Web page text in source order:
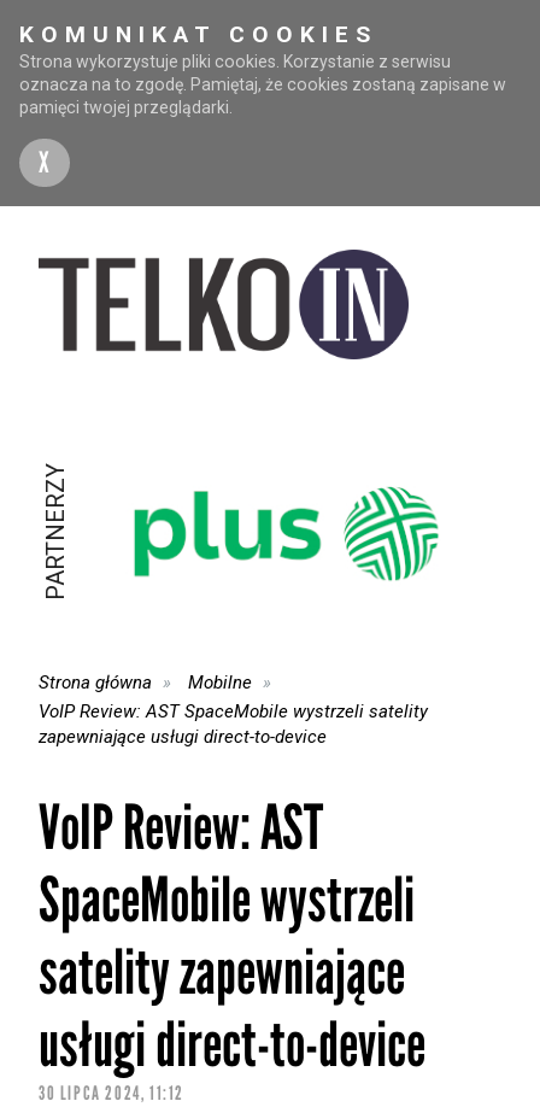
KOMUNIKAT COOKIES
Strona wykorzystuje pliki cookies. Korzystanie z serwisu
oznacza na to zgodę. Pamiętaj, że cookies zostaną zapisane w
pamięci twojej przeglądarki.
X
PARTNERZY
Strona główna
Mobilne
VoIP Review: AST SpaceMobile wystrzeli satelity
zapewniające usługi direct-to-device
VoIP Review: AST
SpaceMobile wystrzeli
satelity zapewniające
usługi direct-to-device
30 LIPCA 2024, 11:12